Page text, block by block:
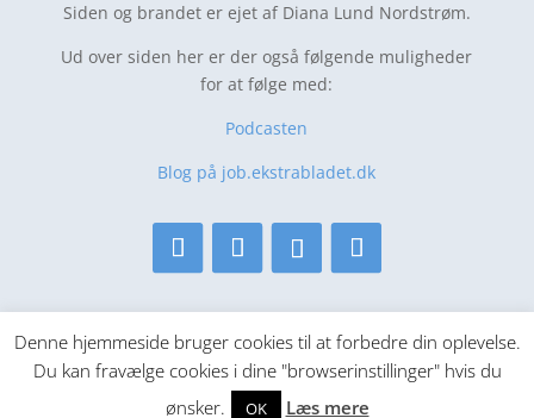
Siden og brandet er ejet af Diana Lund Nordstrøm.
Ud over siden her er der også følgende muligheder
for at følge med:
Podcasten
Blog på job.ekstrabladet.dk
CVR 28461933
Denne hjemmeside bruger cookies til at forbedre din oplevelse.
Du kan fravælge cookies i dine "browserinstillinger" hvis du
ønsker.
OK Læs mere